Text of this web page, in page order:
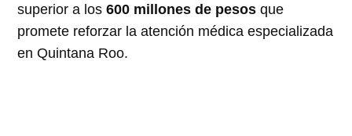
superior a los600 millones de pesosque
promete reforzar la atención médica especializada
en Quintana Roo.